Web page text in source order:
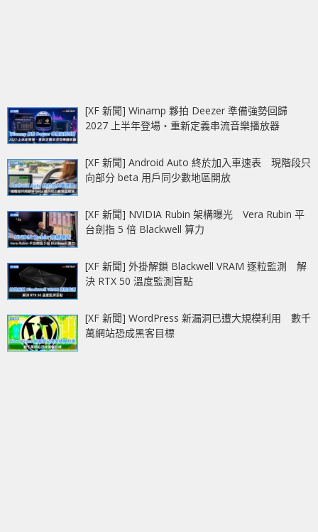
[XF 新聞] Winamp 夥拍 Deezer 準備強勢回歸
2027 上半年登場‧重新定義串流音樂播放器
[XF 新聞] Android Auto 終於加入車速表 現階段只
向部分 beta 用戶同少數地區開放
[XF 新聞] NVIDIA Rubin 架構曝光 Vera Rubin 平
台劍指 5 倍 Blackwell 算力
[XF 新聞] 外掛解鎖 Blackwell VRAM 逐粒監測 解
決 RTX 50 溫度監測盲點
[XF 新聞] WordPress 新漏洞已遭大規模利用 數千
萬網站恐成黑客目標